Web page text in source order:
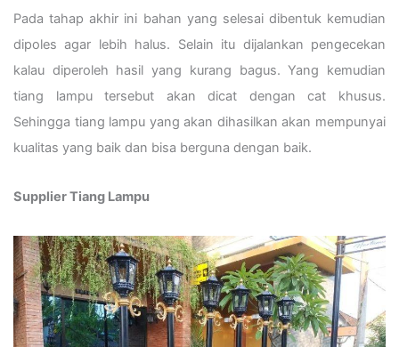
Pada tahap akhir ini bahan yang selesai dibentuk kemudian
dipoles agar lebih halus. Selain itu dijalankan pengecekan
kalau diperoleh hasil yang kurang bagus. Yang kemudian
tiang lampu tersebut akan dicat dengan cat khusus.
Sehingga tiang lampu yang akan dihasilkan akan mempunyai
kualitas yang baik dan bisa berguna dengan baik.
Supplier Tiang Lampu